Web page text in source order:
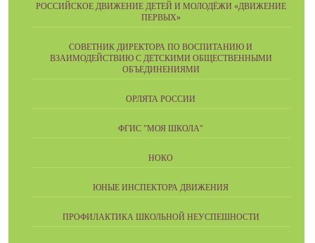
РОССИЙСКОЕ ДВИЖЕНИЕ ДЕТЕЙ И МОЛОДЁЖИ «ДВИЖЕНИЕ
ПЕРВЫХ»
СОВЕТНИК ДИРЕКТОРА ПО ВОСПИТАНИЮ И
ВЗАИМОДЕЙСТВИЮ С ДЕТСКИМИ ОБЩЕСТВЕННЫМИ
ОБЪЕДИНЕНИЯМИ
ОРЛЯТА РОССИИ
ФГИС "МОЯ ШКОЛА"
НОКО
ЮНЫЕ ИНСПЕКТОРА ДВИЖЕНИЯ
ПРОФИЛАКТИКА ШКОЛЬНОЙ НЕУСПЕШНОСТИ